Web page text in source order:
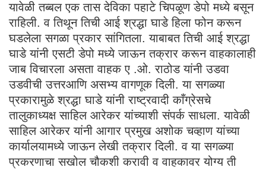
यावेळी तब्बल एक तास देविका पहाटे चिपळूण डेपो मध्ये बसून
राहिली. व तिथून तिची आई श्रद्धा घाडे हिला फोन करून
घडलेला सगळा प्रकार सांगितला. याबाबत तिची आई श्रद्धा
घाडे यांनी एसटी डेपो मध्ये जाऊन तक्रार करून वाहकालाही
जाब विचारला असता वाहक ए .ओ. राठोड यांनी उडवा
उडवीची उत्तरआणि असभ्य वागणूक दिली. या सगळ्या
प्रकारामुळे श्रद्धा घाडे यांनी राष्ट्रवादी काँग्रेसचे
तालुकाध्यक्ष साहिल आरेकर यांच्याशी संपर्क साधला. यावेळी
साहिल आरेकर यांनी आगार प्रमुख अशोक चव्हाण यांच्या
कार्यालयामध्ये जाऊन लेखी तक्रार दिली. व या सगळ्या
प्रकरणाचा सखोल चौकशी करावी व वाहकावर योग्य ती